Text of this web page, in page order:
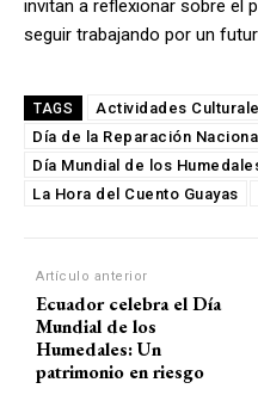
invitan a reflexionar sobre el
seguir trabajando por un
TAGS Actividades
Día de la Reparación
Día Mundial de los
La Hora del Cuento Guayas
Artículo anterior
Ecuador celebra el Día
Mundial de los
Humedales: Un
patrimonio en riesgo